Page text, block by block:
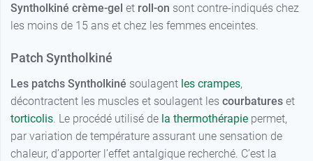
Syntholkiné crème-gel et roll-on sont contre-indiqués chez
les moins de 15 ans et chez les femmes enceintes.
Patch Syntholkiné
Les patchs Syntholkiné soulagent les crampes,
décontractent les muscles et soulagent les courbatures et
torticolis . Le procédé utilisé de la thermothérapie permet,
par variation de température assurant une sensation de
chaleur, d’apporter l’effet antalgique recherché. C’est la